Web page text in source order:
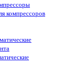
компрессоров